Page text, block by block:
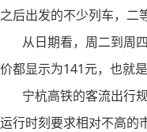
之后出发的不少列车，二
从日期看，周二到周四
价都显示为141元，也就
宁杭高铁的客流出行规
运行时刻要求相对不高的